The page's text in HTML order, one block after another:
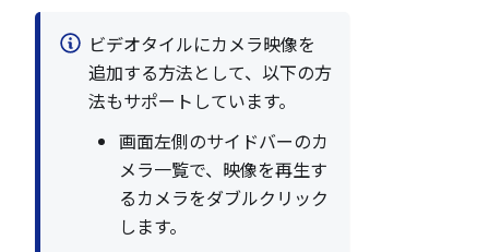
ビデオタイルにカメラ映像を
追加する方法として、以下の方
法もサポートしています。
画面左側のサイドバーのカ
メラ一覧で、映像を再生す
るカメラをダブルクリック
します。